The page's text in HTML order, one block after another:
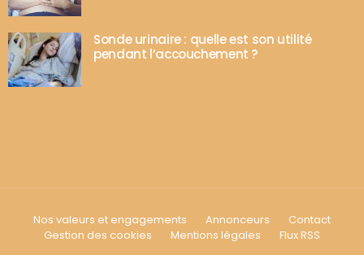
Sonde urinaire : quelle est son utilité
pendant l’accouchement ?
Nos valeurs et engagements Annonceurs
Contact
Gestion des cookies
Mentions légales Flux RSS